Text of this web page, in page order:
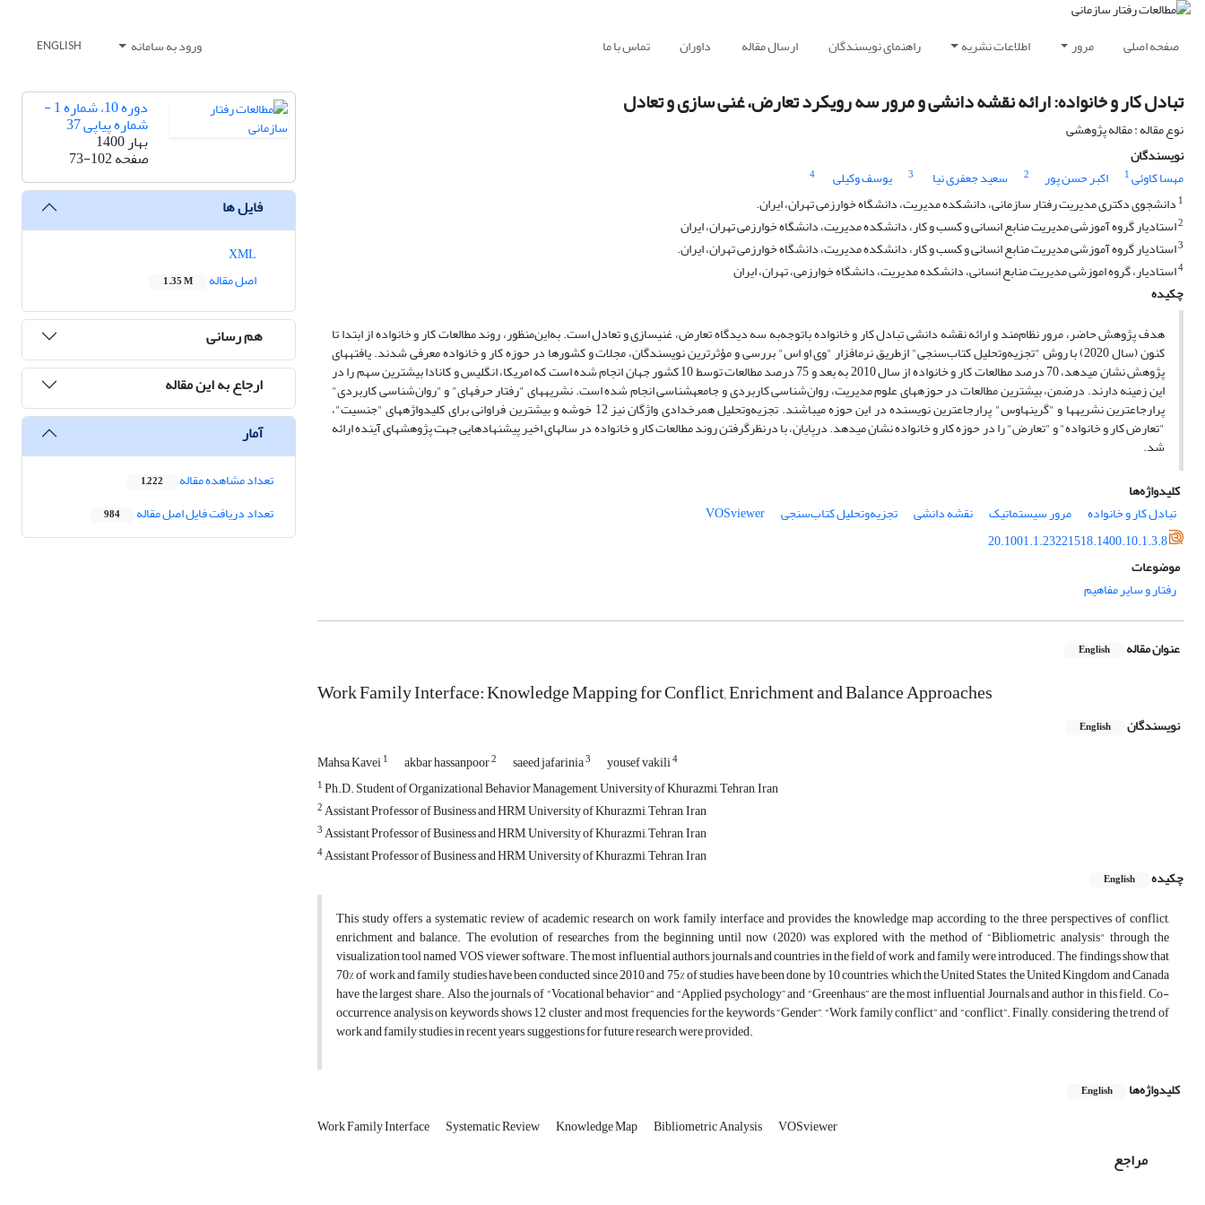
صفحه اصلی مرور اطلاعات نشریه راهنمای نویسندگان ارسال مقاله داوران تماس با ما ورود به سامانه ENGLISH
تبادل کار و خانواده: ارائه نقشه دانشی و مرور سه رویکرد تعارض، غنی سازی و تعادل
نوع مقاله : مقاله پژوهشی
نویسندگان
مهسا کاوئی1 اکبر حسن پور 2 سعید جعفری نیا 3 یوسف وکیلی
4
1 دانشجوی دکتری مدیریت رفتار سازمانی، دانشکده مدیریت، دانشگاه خوارزمی تهران، ایران.
2استادیار گروه آموزشی مدیریت منابع انسانی و کسب و کار، دانشکده مدیریت، دانشگاه خوارزمی تهران، ایران
3استادیار گروه آموزشی مدیریت منابع انسانی و کسب و کار، دانشکده مدیریت، دانشگاه خوارزمی تهران، ایران.
4استادیار، گروه اموزشی مدیریت منابع انسانی، دانشکده مدیریت، دانشگاه خوارزمی، تهران، ایران
چکیده
هدف پژوهش حاضر، مرور نظام‌مند و ارائه نقشه دانشی تبادل کار و خانواده باتوجه‌به سه دیدگاه تعارض، غنی­سازی و تعادل است. به‌این‌منظور، روند مطالعات کار و خانواده از ابتدا تا
کنون (سال 2020) با روش "تجزیه‌وتحلیل کتاب‌سنجی" ازطریق نرم­افزار "وی او اس" بررسی و مؤثرترین نویسندگان، مجلات و کشورها در حوزه کار و خانواده معرفی شدند. یافته­های
پژوهش نشان می­دهد، 70 درصد مطالعات کار و خانواده از سال 2010 به بعد و 75 درصد مطالعات توسط 10 کشور جهان انجام شده است که امریکا، انگلیس و کانادا بیشترین سهم را در
این زمینه دارند. درضمن، بیشترین مطالعات در حوزه­های علوم مدیریت، روان‌شناسی کاربردی و جامعه­شناسی انجام شده است. نشریه­های "رفتار حرفه­ای" و "روان‌شناسی کاربردی"
پرارجاع­ترین نشریه­ها و "گرین­هاوس" پرارجاع­ترین نویسنده در این حوزه می­باشند. تجزیه‌وتحلیل هم­رخدادی واژگان نیز 12 خوشه و بیشترین فراوانی برای کلیدواژه­های "جنسیت"،
"تعارض کار و خانواده" و "تعارض" را در حوزه کار و خانواده نشان می­دهد. درپایان، با درنظرگرفتن روند مطالعات کار و خانواده در سال­های اخیر پیشنهادهایی جهت پژوهش­های آینده ارائه
شد.
کلیدواژه‌ها
تبادل کار و خانواده
مرور سیستماتیک نقشه دانشی تجزیه‌وتحلیل کتاب‌سنجی
VOSviewer
20.1001.1.23221518.1400.10.1.3.8
موضوعات
رفتار و سایر مفاهیم
عنوان مقاله English
Work Family Interface: Knowledge Mapping for Conflict, Enrichment and Balance Approaches
نویسندگان English
Mahsa Kavei1 akbar hassanpoor2 saeed jafarinia3 yousef vakili4
1Ph.D. Student of Organizational Behavior Management, University of Khurazmi, Tehran, Iran
2Assistant Professor of Business and HRM, University of Khurazmi, Tehran, Iran
3Assistant Professor of Business and HRM, University of Khurazmi, Tehran, Iran
4Assistant Professor of Business and HRM, University of Khurazmi, Tehran, Iran
چکیده
English
This study offers a systematic review of academic research on work family interface and provides the knowledge map according to the three perspectives of conflict,
enrichment and balance. The evolution of researches from the beginning until now (2020) was explored with the method of “Bibliometric analysis" through the
visualization tool named VOS viewer software. The most influential authors, journals and countries in the field of work and family were introduced. The findings show that
70% of work and family studies have been conducted since 2010 and 75% of studies have been done by 10 countries, which the United States, the United Kingdom and Canada
have the largest share. Also the journals of “Vocational behavior” and “Applied psychology” and “Greenhaus” are the most influential Journals and author in this field. Co-
occurrence analysis on keywords shows 12 cluster and most frequencies for the keywords “Gender”, “Work family conflict” and “conflict”. Finally, considering the trend of
work and family studies in recent years, suggestions for future research were provided.
کلیدواژه‌ها English
Work Family Interface Systematic Review Knowledge Map Bibliometric Analysis VOSviewer
مراجع
دوره 10، شماره 1 -
شماره پیاپی 37
بهار 1400
صفحه73-102
فایل ها
اصل مقاله
1.35 M
هم رسانی
ارجاع به این مقاله
آمار
تعداد مشاهده مقاله 1,222
تعداد دریافت فایل اصل مقاله 984